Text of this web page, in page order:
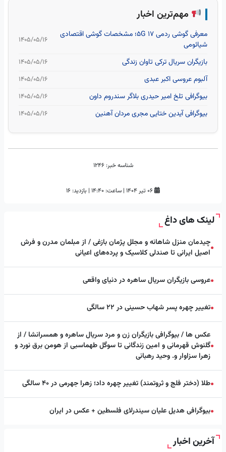
مهم‌ترین اخبار
معرفی گوشی ردمی 17 5G؛ مشخصات گوشی اقتصادی
شیائومی
۱۴۰۵/۰۵/۱۶
بازیگران سریال ترکی تاوان زندگی ۱۴۰۵/۰۵/۱۶
آلبوم عروسی اکبر عبدی ۱۴۰۵/۰۵/۱۶
بیوگرافی تلخ امیر حیدری بلاگر سندروم داون ۱۴۰۵/۰۵/۱۶
بیوگرافی آیدین ختایی مجری مردان آهنین ۱۴۰۵/۰۵/۱۶
شناسه خبر: 1246
| ساعت: ۱۴:۴۰ | بازدید: 16
لینک های داغ
●چیدمان منزل شاهانه و مجلل پژمان بازغی / از مبلمان مدرن و فرش
اصیل ایرانی تا صندلی کلاسیک و پرده‌های اعیانی
●عروسی بازیگران سریال ساهره در دنیای واقعی
●تغییر چهره پسر شهاب حسینی در ۲۲ سالگی
●
عکس ها / بیوگرافی بازیگران زن و مرد سریال ساهره و همسرانشا / از
گلنوش قهرمانی و امین زندگانی تا سوگل طهماسبی از هومن برق نورد و
زهرا سزاوار و. وحید رهبانی
●طلا (دختر فلج و ثروتمند) تغییر چهره داد؛ زهرا جهرمی در ۴۰ سالگی
●بیوگرافی هدیل علیان سیندرلای فلسطین + عکس در ایران
آخرین اخبار